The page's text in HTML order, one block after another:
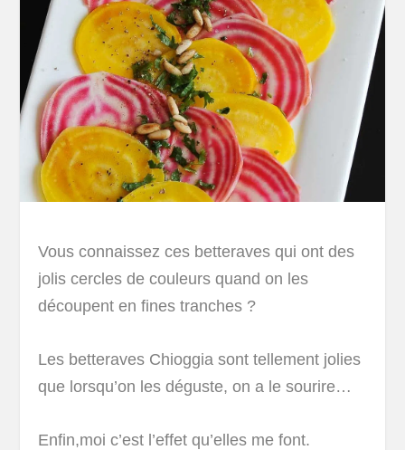
Vous connaissez ces betteraves qui ont des
jolis cercles de couleurs quand on les
découpent en fines tranches ?
Les betteraves Chioggia sont tellement jolies
que lorsqu’on les déguste, on a le sourire…
Enfin,moi c’est l’effet qu’elles me font.